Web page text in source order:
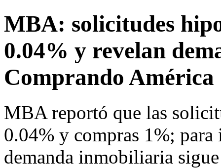
MBA: solicitudes
0.04% y revelan
Comprando América
MBA reportó que las
0.04% y compras 1%;
demanda inmobiliaria